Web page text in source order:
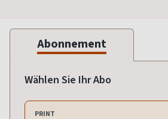
Abonnement
Wählen Sie Ihr Abo
PRINT